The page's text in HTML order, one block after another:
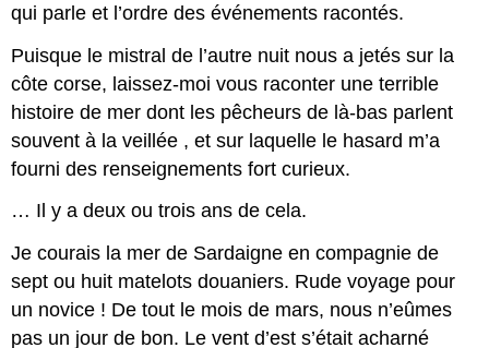
qui parle et l’ordre des événements racontés.
Puisque le mistral de l’autre nuit nous a jetés sur la
côte corse, laissez-moi vous raconter une terrible
histoire de mer dont les pêcheurs de là-bas parlent
souvent à la veillée , et sur laquelle le hasard m’a
fourni des renseignements fort curieux.
… Il y a deux ou trois ans de cela.
Je courais la mer de Sardaigne en compagnie de
sept ou huit matelots douaniers. Rude voyage pour
un novice ! De tout le mois de mars, nous n’eûmes
pas un jour de bon. Le vent d’est s’était acharné